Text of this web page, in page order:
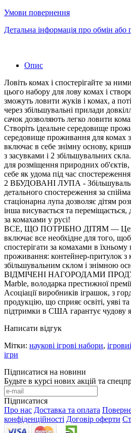
Умови повернення
Детальна інформація про обмін або
Опис
Ловіть комах і спостерігайте за
цього набору для лову комах і
зможуть ловити жуків і комах, а
через збільшувальні прилади
сачок дозволяють легко ловити
Створіть ідеальне середовище
середовище проживання для комах
включає в себе знімну основу,
з засувками і 2 збільшувальних
для розміщення природних
себе як удома під час
2 ВБУДОВАНІ ЛУПА -
детального спостереження за
стаціонарна лупа дозволяє дітям
інша висувається та переміщається,
за комахами у русі!
ВСЕ, ЩО ПОТРІБНО ДІТЯМ — Цей
включає все необхідне для того,
спостерігати за комахами в
проживання: контейнер-притулок
збільшувальним склом і знімною
ВІДМІЧЕНІ НАГОРОДАМИ
Marble, володарка престижної
Асоціації виробників іграшок, з
продукцію, що сприяє освіті, уяві та
підтримки в США гарантує чудову
Написати відгук
Мітки: наукові ігрові набори,
ігри
Підписатися на новини
Будьте в курсі нових акцій та
Підписатися
Про нас Доставка та оплата
конфіденційності Договір оферти